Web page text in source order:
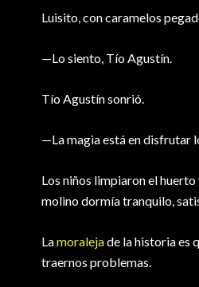
Luisito, con caramelos
—Lo siento, Tío Agustín.
Tío Agustín sonrió.
—La magia está en disfrutar
Los niños limpiaron el
molino dormía tranquilo,
Lamoralejade la historia es
traernos problemas.